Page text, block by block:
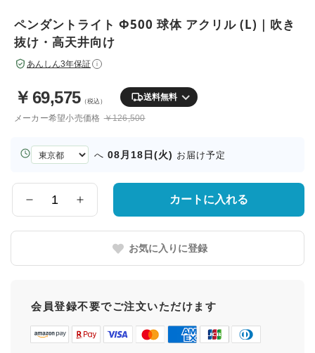
ペンダントライト Φ500 球体 アクリル (L)｜吹き
抜け・高天井向け
あんしん3年保証 i
￥ 69,575（税込） 送料無料
メーカー希望小売価格 ￥126,500
お
届
県
へ 08月18日(火) お届け予定
量
カートに入れる
お気に入りに登録
会員登録不要でご注文いただけます